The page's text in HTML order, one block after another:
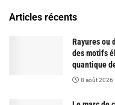
Articles récents
Rayures ou
des motifs
quantique
8 août 2026